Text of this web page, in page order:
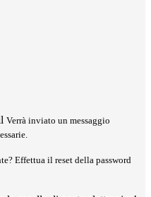
Verrà inviato un messaggio
Effettua il reset della password